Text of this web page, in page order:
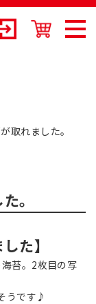
取れました。
。
た】
苔。2枚目の写
うです♪